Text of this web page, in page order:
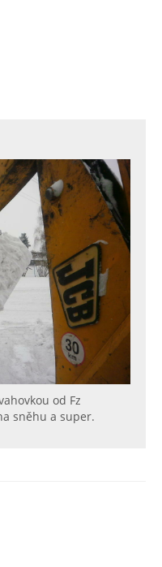
od Fz
sněhu a super.